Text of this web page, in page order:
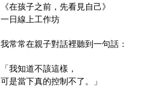
《在孩子之前，先看見自己》
一日線上工作坊
我常常在親子對話裡聽到一句話：
「我知道不該這樣，
可是當下真的控制不了。」